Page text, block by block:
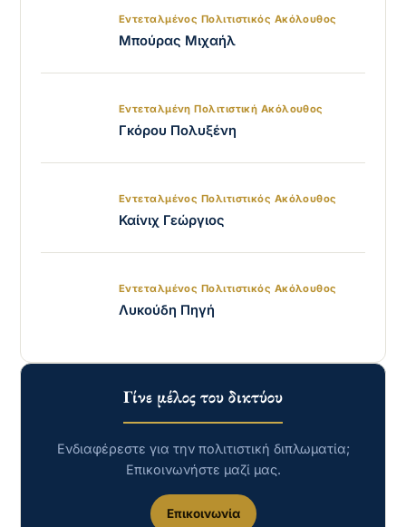
Εντεταλμένος Πολιτιστικός Ακόλουθος
Μπούρας Μιχαήλ
Εντεταλμένη Πολιτιστική Ακόλουθος
Γκόρου Πολυξένη
Εντεταλμένος Πολιτιστικός Ακόλουθος
Καίνιχ Γεώργιος
Εντεταλμένος Πολιτιστικός Ακόλουθος
Λυκούδη Πηγή
Γίνε μέλος του δικτύου
Ενδιαφέρεστε για την πολιτιστική διπλωματία;
Επικοινωνήστε μαζί μας.
Επικοινωνία